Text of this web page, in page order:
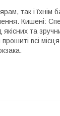
​​так і
Кишені:
та
всі